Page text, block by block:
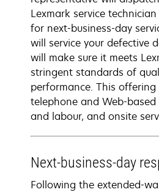
Lexmark service
for next-business-day
will service your defective
will make sure it meets
stringent standards of
performance. This offering
telephone and Web-
and labour, and onsite
Next-business-day
Following the extended-